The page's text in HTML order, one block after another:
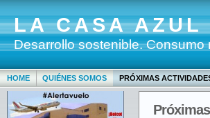
LA CASA AZUL
Desarrollo sostenible. Consumo
HOME QUIÉNES SOMOS PRÓXIMAS